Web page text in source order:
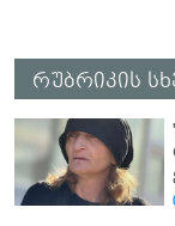
რუბრიკის